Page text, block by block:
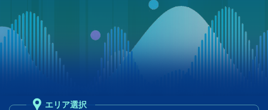
エリア選択